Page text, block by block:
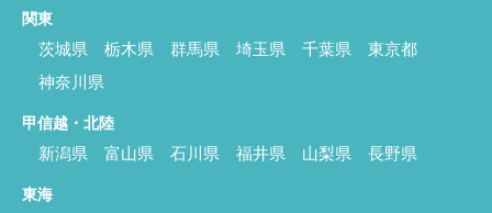
関東
茨城県 栃木県 群馬県 埼玉県 千葉県
東京都
神奈川県
甲信越・北陸
新潟県 富山県 石川県 福井県 山梨県 長野県
東海